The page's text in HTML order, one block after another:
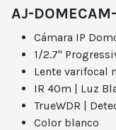
AJ-
Cámara IP
1/2.7"
Lente varifocal
IR 40m | Luz
TrueWDR |
Color blanco